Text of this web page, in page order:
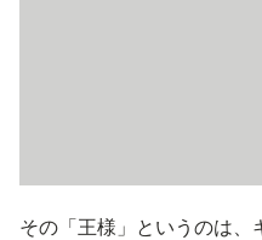
その「王様」というのは、